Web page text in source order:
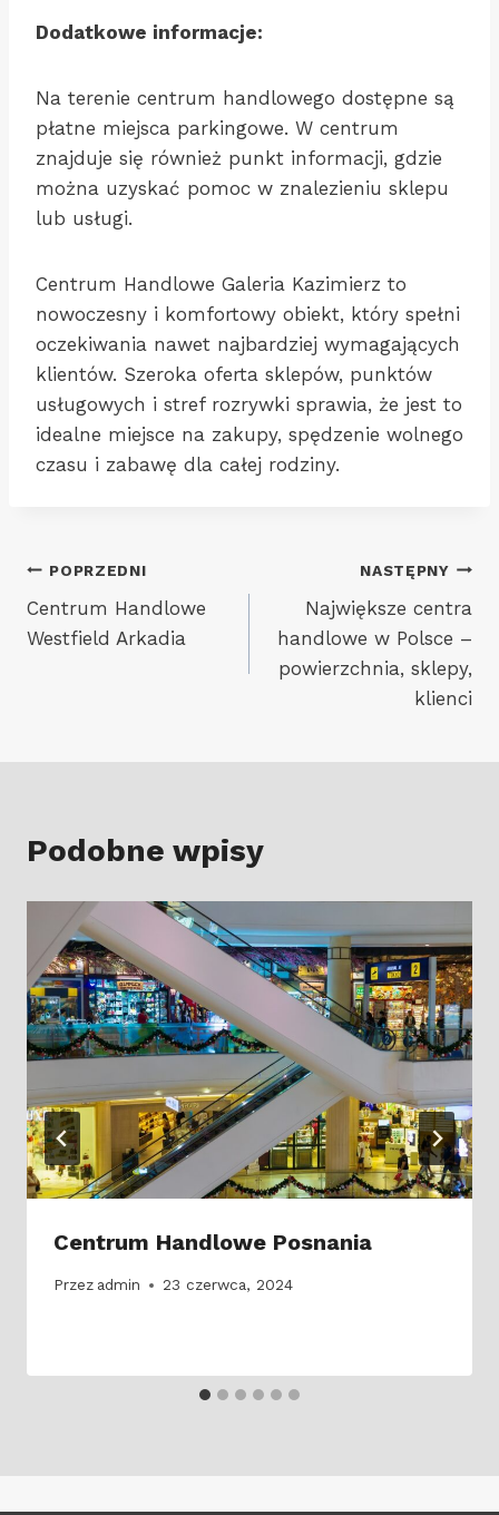
Dodatkowe informacje:
Na terenie centrum handlowego dostępne są
płatne miejsca parkingowe. W centrum
znajduje się również punkt informacji, gdzie
można uzyskać pomoc w znalezieniu sklepu
lub usługi.
Centrum Handlowe Galeria Kazimierz to
nowoczesny i komfortowy obiekt, który spełni
oczekiwania nawet najbardziej wymagających
klientów. Szeroka oferta sklepów, punktów
usługowych i stref rozrywki sprawia, że jest to
idealne miejsce na zakupy, spędzenie wolnego
czasu i zabawę dla całej rodziny.
Nawigacja
wpisu
POPRZEDNI
Centrum Handlowe
Westfield Arkadia
NASTĘPNY
Największe centra
handlowe w Polsce –
powierzchnia, sklepy,
klienci
Podobne wpisy
Centrum Handlowe Posnania
Przez admin 23 czerwca, 2024